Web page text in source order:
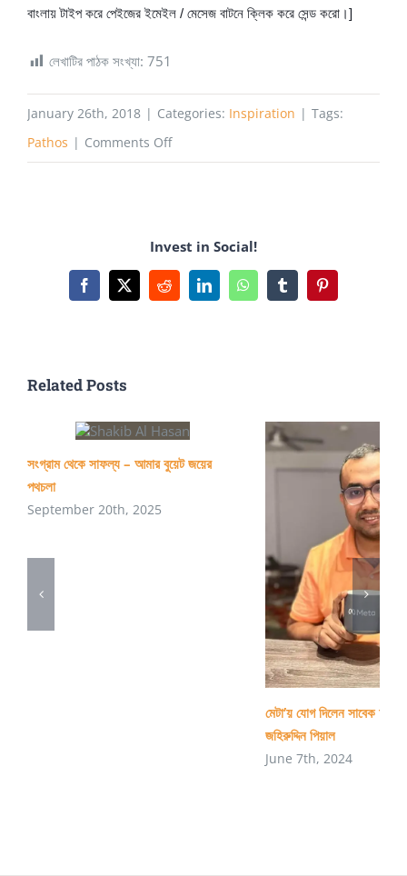
বাংলায় টাইপ করে পেইজের ইমেইল / মেসেজ বাটনে ক্লিক করে সেন্ড করো।]
লেখাটির পাঠক সংখ্যা: 751
January 26th, 2018 | Categories: Inspiration | Tags:
Pathos | Comments Offon
স্বপ্ন
Invest in Social!
Facebook
X RedditLinkedInWhatsAppTumblrPinterest
Related Posts
সংগ্রাম থেকে সাফল্য – আমার বুয়েট জয়ের
পথচলা
September 20th, 2025
মেটা’য় যোগ দিলেন সাবেক চুয়েট
জহিরুদ্দিন পিয়াল
June 7th, 2024